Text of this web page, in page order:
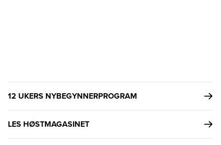
12 UKERS NYBEGYNNERPROGRAM
LES HØSTMAGASINET